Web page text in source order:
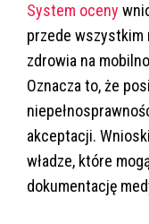
System oceny
przede wszystkim
zdrowia na
Oznacza to, że
akceptacji.
władze, które
dokumentację